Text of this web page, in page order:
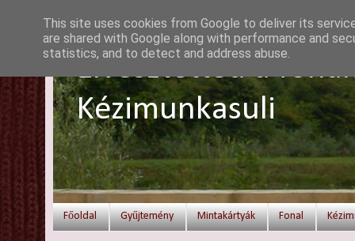
Elvesztetted a
Kézimunkasuli
Főoldal Gyűjtemény Mintakártyák Fonal
This site uses cookies from Google to deliver its
are shared with Google along with performance and
statistics, and to detect and address abuse.